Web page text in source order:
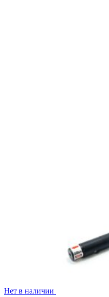
Нет в наличии